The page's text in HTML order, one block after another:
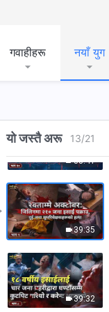
गवाहीहरू नयाँ युग
यो जस्तै अरू 13/21
38:41
39:35
39:32